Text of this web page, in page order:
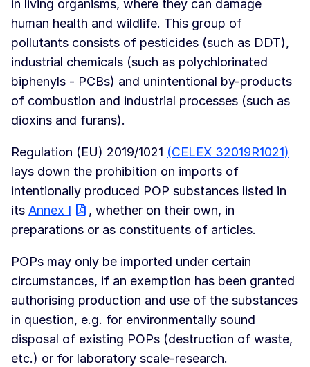
in living organisms, where they can damage
human health and wildlife. This group of
pollutants consists of pesticides (such as DDT),
industrial chemicals (such as polychlorinated
biphenyls - PCBs) and unintentional by-products
of combustion and industrial processes (such as
dioxins and furans).
Regulation (EU) 2019/1021 (CELEX 32019R1021)
lays down the prohibition on imports of
intentionally produced POP substances listed in
its Annex I
, whether on their own, in
preparations or as constituents of articles.
POPs may only be imported under certain
circumstances, if an exemption has been granted
authorising production and use of the substances
in question, e.g. for environmentally sound
disposal of existing POPs (destruction of waste,
etc.) or for laboratory scale-research.